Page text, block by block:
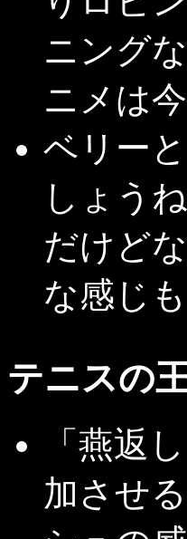
ニング
ニメは
ベリー
しょう
だけど
な感じ
テニスの
「燕返
加させ